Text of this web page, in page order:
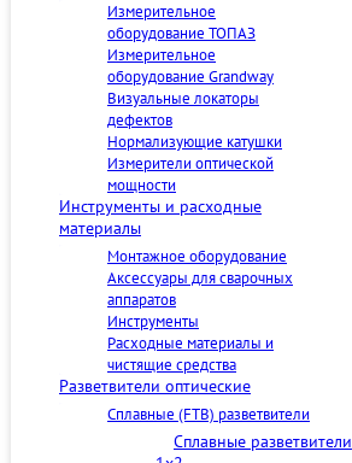
Измерительное
оборудование ТОПАЗ
Измерительное
оборудование Grandway
Визуальные локаторы
дефектов
Нормализующие катушки
Измерители оптической
мощности
Инструменты и расходные
материалы
Монтажное оборудование
Аксессуары для сварочных
аппаратов
Инструменты
Расходные материалы и
чистящие средства
Разветвители оптические
Сплавные (FTB) разветвители
Сплавные разветвители